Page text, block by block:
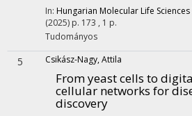
In: Hungarian Molecular Life
(2025) p. 173 , 1 p.
Tudományos
5 Csikász-Nagy, Attila
From yeast cells to
cellular networks for
discovery